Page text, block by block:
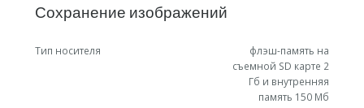
Сохранение изображений
Тип носителя
флэш-память на
съемной SD карте 2
Гб и внутренняя
память 150 Мб